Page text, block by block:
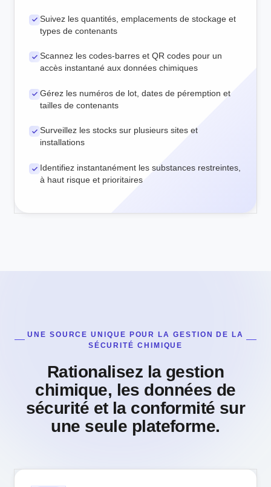
Suivez les quantités, emplacements de stockage et
types de contenants
Scannez les codes-barres et QR codes pour un
accès instantané aux données chimiques
Gérez les numéros de lot, dates de péremption et
tailles de contenants
Surveillez les stocks sur plusieurs sites et
installations
Identifiez instantanément les substances restreintes,
à haut risque et prioritaires
UNE SOURCE UNIQUE POUR LA GESTION DE LA
SÉCURITÉ CHIMIQUE
Rationalisez la gestion
chimique, les données de
sécurité et la conformité sur
une seule plateforme.